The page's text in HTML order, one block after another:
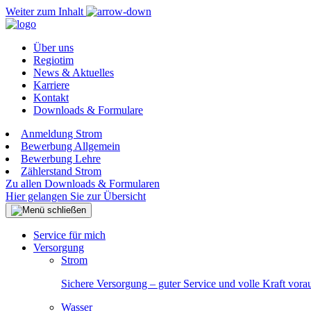
Weiter zum Inhalt
Über uns
Regiotim
News & Aktuelles
Karriere
Kontakt
Downloads & Formulare
Anmeldung Strom
Bewerbung Allgemein
Bewerbung Lehre
Zählerstand Strom
Zu allen Downloads & Formularen
Hier gelangen Sie zur Übersicht
Service für mich
Versorgung
Strom
Sichere Versorgung – guter Service und volle Kraft
Wasser